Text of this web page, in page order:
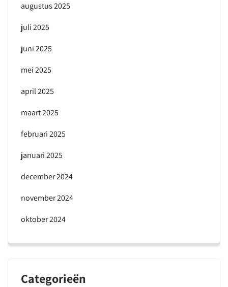
augustus 2025
juli 2025
juni 2025
mei 2025
april 2025
maart 2025
februari 2025
januari 2025
december 2024
november 2024
oktober 2024
Categorieën